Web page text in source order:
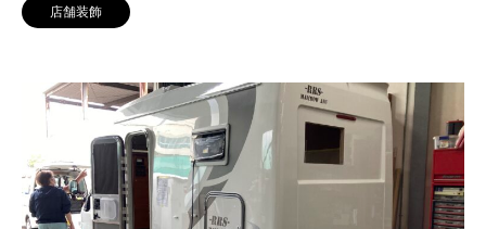
店舗装飾